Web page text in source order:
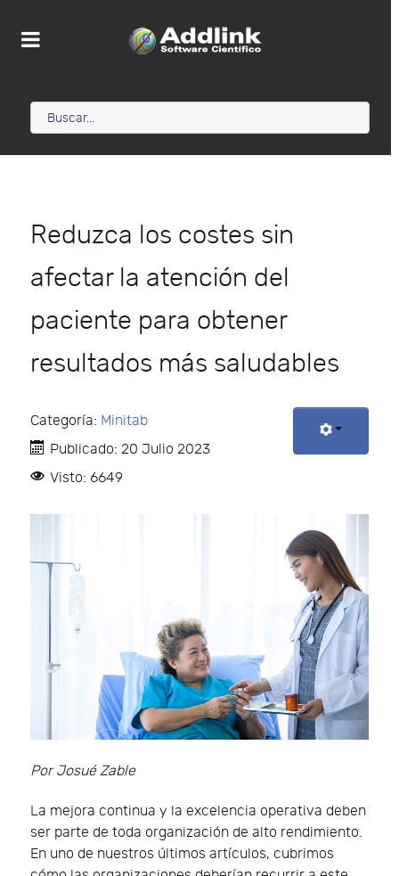
Reduzca los costes sin
afectar la atención del
paciente para obtener
resultados más saludables
Categoría: Minitab
Publicado: 20 Julio 2023
Visto: 6649
Por Josué Zable
La mejora continua y la excelencia operativa deben
ser parte de toda organización de alto rendimiento.
En uno de nuestros últimos artículos, cubrimos